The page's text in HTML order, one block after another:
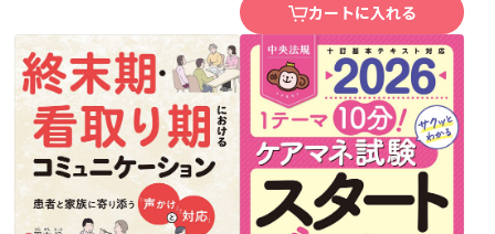
カートに入れる